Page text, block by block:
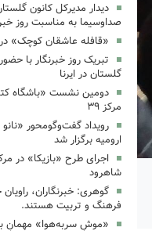
دیدار مدیرکل کانون
صداوسیما به مناسبت روز
«قافله عاشقان کوچک» در
تبریک روز خبرنگار با
گلستان در ایرنا
دومین نشست «باشگاه
مرکز ۳۹
رویداد گفت‌وگومحور
ارومیه برگزار شد
اجرای طرح «بازیکا» در
شاهرود
گوهری: خبرنگاران،
فرهنگ و تربیت هستند.
«موشِ سربه‌هوا» مهمانِ